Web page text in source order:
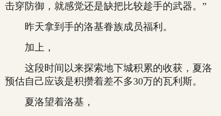
击穿防御，就感觉还是缺把比较趁手的武器。”
昨天拿到手的洛基眷族成员福利。
加上，
这段时间以来探索地下城积累的收获，夏洛
预估自己应该是积攒着差不多30万的瓦利斯。
夏洛望着洛基，